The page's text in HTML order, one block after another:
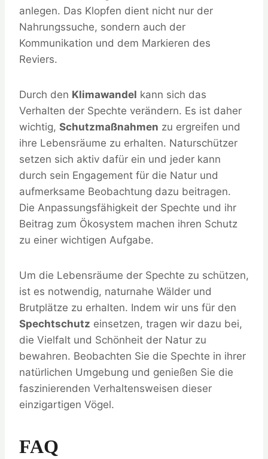
anlegen. Das Klopfen dient nicht nur der
Nahrungssuche, sondern auch der
Kommunikation und dem Markieren des
Reviers.
Durch den Klimawandel kann sich das
Verhalten der Spechte verändern. Es ist daher
wichtig, Schutzmaßnahmen zu ergreifen und
ihre Lebensräume zu erhalten. Naturschützer
setzen sich aktiv dafür ein und jeder kann
durch sein Engagement für die Natur und
aufmerksame Beobachtung dazu beitragen.
Die Anpassungsfähigkeit der Spechte und ihr
Beitrag zum Ökosystem machen ihren Schutz
zu einer wichtigen Aufgabe.
Um die Lebensräume der Spechte zu schützen,
ist es notwendig, naturnahe Wälder und
Brutplätze zu erhalten. Indem wir uns für den
Spechtschutz einsetzen, tragen wir dazu bei,
die Vielfalt und Schönheit der Natur zu
bewahren. Beobachten Sie die Spechte in ihrer
natürlichen Umgebung und genießen Sie die
faszinierenden Verhaltensweisen dieser
einzigartigen Vögel.
FAQ